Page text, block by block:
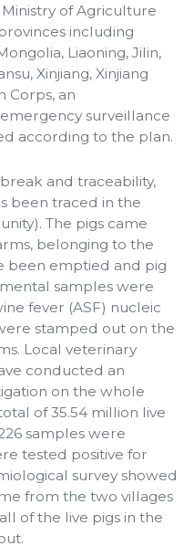
of Agriculture
including
Liaoning, Jilin,
Xinjiang, Xinjiang
Corps, an
surveillance
according to the plan.
and traceability,
been traced in the
The pigs came
belonging to the
been emptied and pig
samples were
fever (ASF) nucleic
stamped out on the
Local veterinary
conducted an
on the whole
of 35.54 million live
samples were
tested positive for
survey showed
from the two villages
of the live pigs in the